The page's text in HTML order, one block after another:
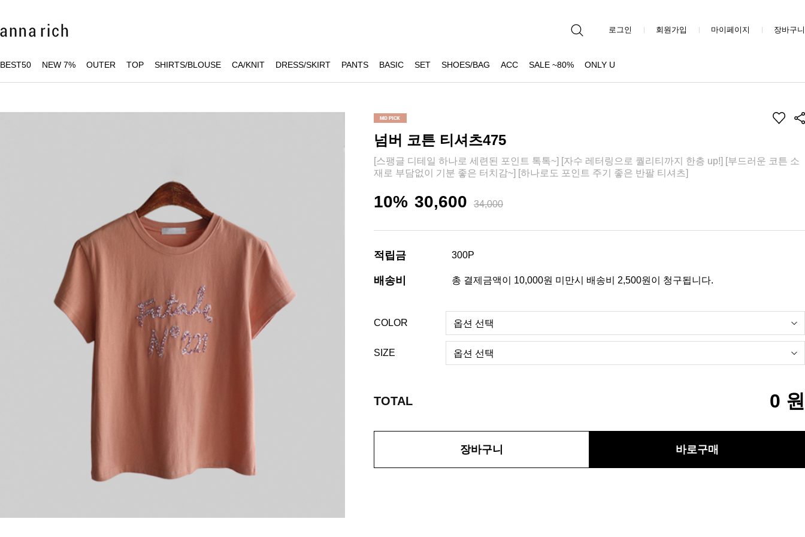
로그인 회원가입 마이페이지 장바구니
BEST50 NEW 7% OUTER TOP SHIRTS/BLOUSE CA/KNIT DRESS/SKIRT PANTS BASIC SET SHOES/BAG ACC SALE ~80% ONLY U
넘버 코튼 티셔츠475
[스팽글 디테일 하나로 세련된 포인트 톡톡~] [자수 레터링으로 퀄리티까지 한층 up!] [부드러운 코튼 소
재로 부담없이 기분 좋은 터치감~] [하나로도 포인트 주기 좋은 반팔 티셔츠]
10% 30,600 34,000
적립금 300P
배송비 총 결제금액이 10,000원 미만시 배송비 2,500원이 청구됩니다.
COLOR
SIZE
TOTAL 0 원
장바구니 바로구매